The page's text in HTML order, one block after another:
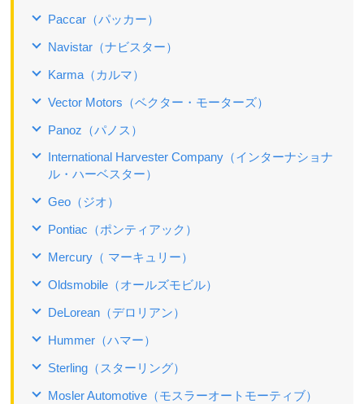
Paccar（パッカー）
Navistar（ナビスター）
Karma（カルマ）
Vector Motors（ベクター・モーターズ）
Panoz（パノス）
International Harvester Company（インターナショナ
ル・ハーベスター）
Geo（ジオ）
Pontiac（ポンティアック）
Mercury（ マーキュリー）
Oldsmobile（オールズモビル）
DeLorean（デロリアン）
Hummer（ハマー）
Sterling（スターリング）
Mosler Automotive（モスラーオートモーティブ）